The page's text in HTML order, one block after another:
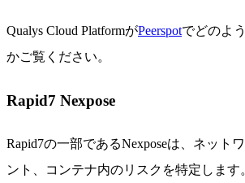
Qualys Cloud PlatformがPeerspotでどのよ
かご覧ください。
Rapid7 Nexpose
Rapid7の一部であるNexposeは、ネット
ント、コンテナ内のリスクを特定します